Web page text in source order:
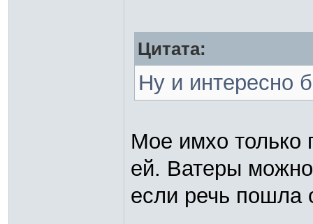
Цитата:
Ну и интересно
Мое имхо только
ей. Ватеры
если речь пошла